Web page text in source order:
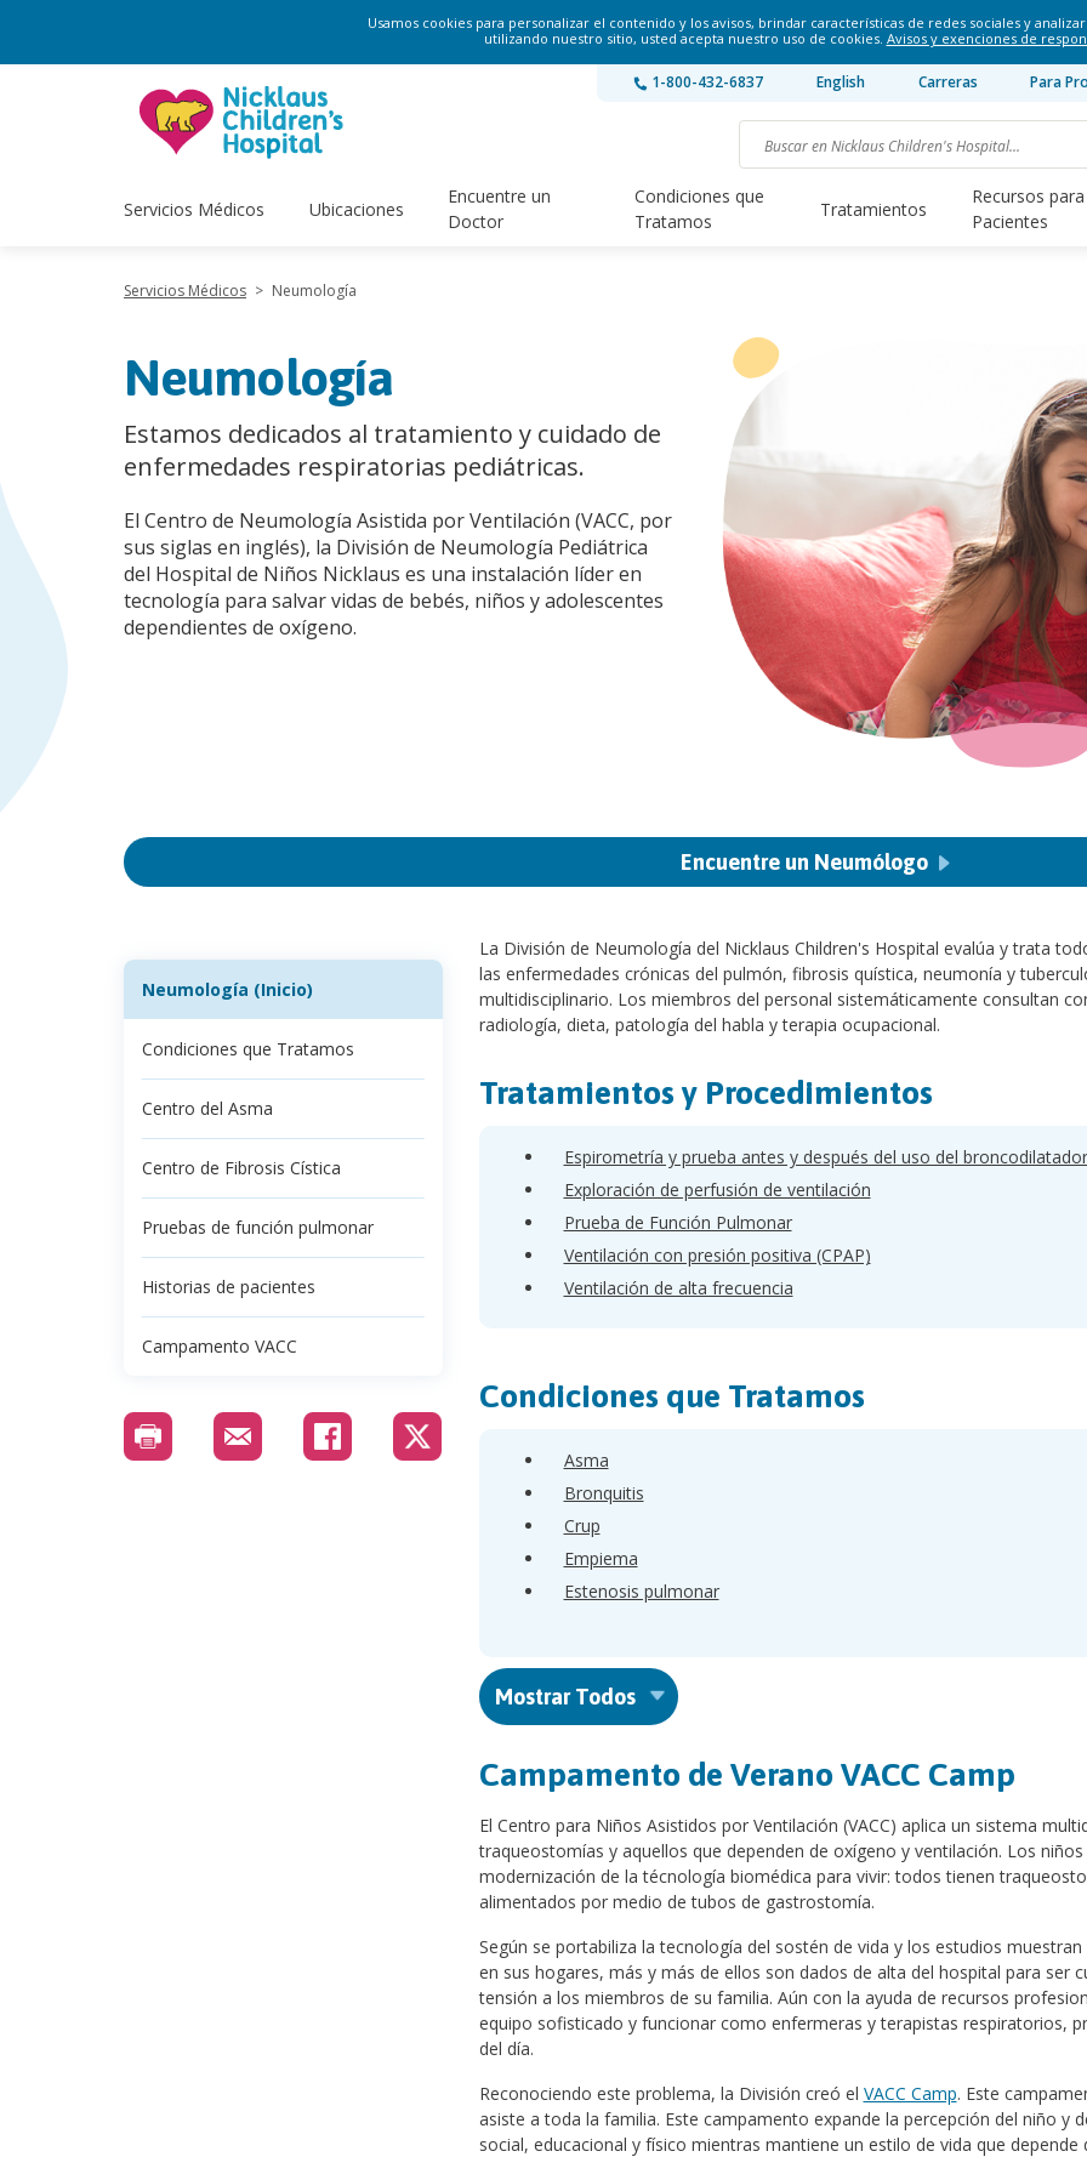
Usamos cookies para personalizar el contenido y los avisos, brindar características de redes sociales y
utilizando nuestro sitio, usted acepta nuestro uso de cookies. Avisos y exenciones de
1-800-432-6837 English Carreras Para
Servicios Médicos Ubicaciones
Encuentre un
Doctor
Condiciones que
Tratamos
Tratamientos
Recursos para
Pacientes
Servicios Médicos > Neumología
Neumología
Estamos dedicados al tratamiento y cuidado de
enfermedades respiratorias pediátricas.
El Centro de Neumología Asistida por Ventilación (VACC, por
sus siglas en inglés), la División de Neumología Pediátrica
del Hospital de Niños Nicklaus es una instalación líder en
tecnología para salvar vidas de bebés, niños y adolescentes
dependientes de oxígeno.
Encuentre un Neumólogo
Neumología (Inicio)
Condiciones que Tratamos
Centro del Asma
Centro de Fibrosis Cística
Pruebas de función pulmonar
Historias de pacientes
Campamento VACC
La División de Neumología del Nicklaus Children's Hospital evalúa y trata
las enfermedades crónicas del pulmón, fibrosis quística, neumonía y
multidisciplinario. Los miembros del personal sistemáticamente consultan
radiología, dieta, patología del habla y terapia ocupacional.
Tratamientos y Procedimientos
Espirometría y prueba antes y después del uso del broncodilatador
Exploración de perfusión de ventilación
Prueba de Función Pulmonar
Ventilación con presión positiva (CPAP)
Ventilación de alta frecuencia
Condiciones que Tratamos
Asma
Bronquitis
Crup
Empiema
Estenosis pulmonar
Mostrar Todos
Campamento de Verano VACC Camp
El Centro para Niños Asistidos por Ventilación (VACC) aplica un sistema
traqueostomías y aquellos que dependen de oxígeno y ventilación. Los
modernización de la técnología biomédica para vivir: todos tienen
alimentados por medio de tubos de gastrostomía.
Según se portabiliza la tecnología del sostén de vida y los estudios
en sus hogares, más y más de ellos son dados de alta del hospital para ser
tensión a los miembros de su familia. Aún con la ayuda de recursos
equipo sofisticado y funcionar como enfermeras y terapistas respiratorios,
del día.
Reconociendo este problema, la División creó el VACC Camp. Este
asiste a toda la familia. Este campamento expande la percepción del niño y
social, educacional y físico mientras mantiene un estilo de vida que depende